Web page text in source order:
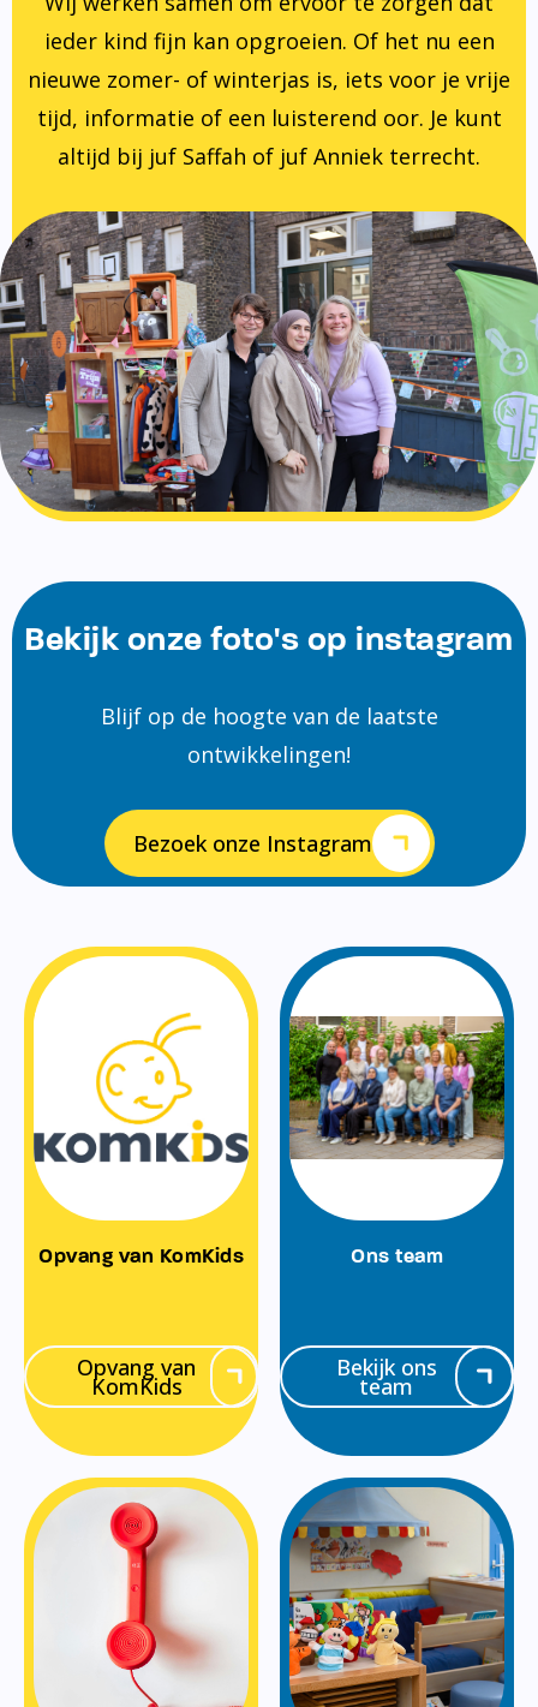
ieder kind fijn kan opgroeien. Of het nu een
nieuwe zomer- of winterjas is, iets voor je vrije
tijd, informatie of een luisterend oor. Je kunt
altijd bij juf Saffah of juf Anniek terrecht.
Bekijk onze foto's op instagram
Blijf op de hoogte van de laatste
ontwikkelingen!
Bezoek onze Instagram
Opvang van KomKids
Opvang van
KomKids
Ons team
Bekijk ons
team